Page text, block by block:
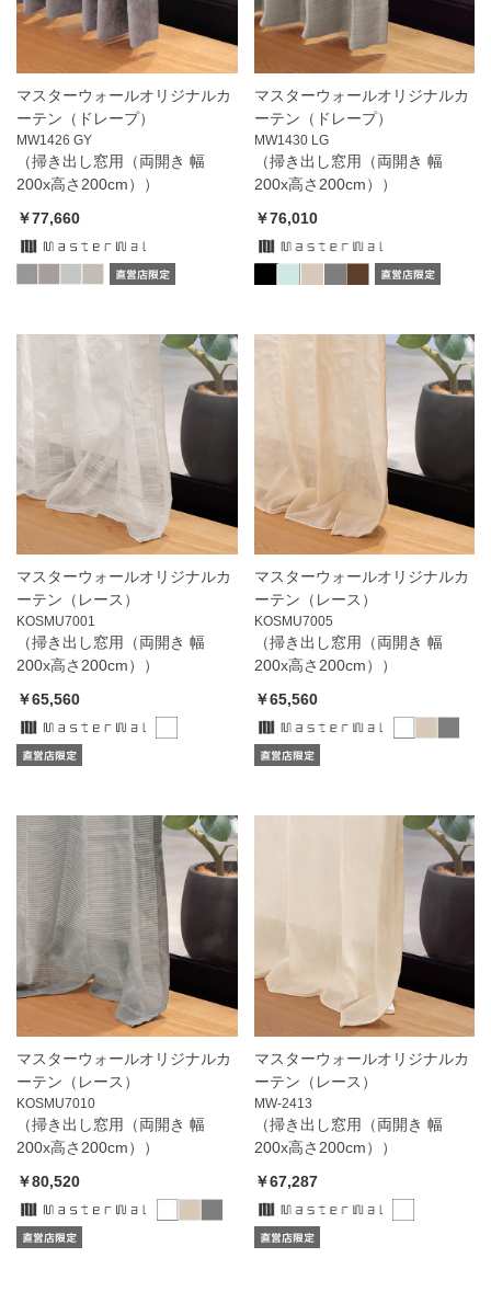
マスターウォールオリジナルカ
ーテン（ドレープ）
MW1426 GY
（掃き出し窓用（両開き 幅
200x高さ200cm））
￥77,660
マスターウォールオリジナルカ
ーテン（ドレープ）
MW1430 LG
（掃き出し窓用（両開き 幅
200x高さ200cm））
￥76,010
マスターウォールオリジナルカ
ーテン（レース）
KOSMU7001
（掃き出し窓用（両開き 幅
200x高さ200cm））
￥65,560
マスターウォールオリジナルカ
ーテン（レース）
KOSMU7005
（掃き出し窓用（両開き 幅
200x高さ200cm））
￥65,560
マスターウォールオリジナルカ
ーテン（レース）
KOSMU7010
（掃き出し窓用（両開き 幅
200x高さ200cm））
￥80,520
マスターウォールオリジナルカ
ーテン（レース）
MW-2413
（掃き出し窓用（両開き 幅
200x高さ200cm））
￥67,287